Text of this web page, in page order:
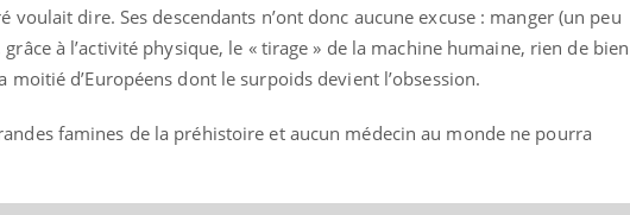
dire. Ses descendants n’ont donc aucune excuse : manger (un peu
à l’activité physique, le « tirage » de la machine humaine, rien de bien
d’Européens dont le surpoids devient l’obsession.
famines de la préhistoire et aucun médecin au monde ne pourra